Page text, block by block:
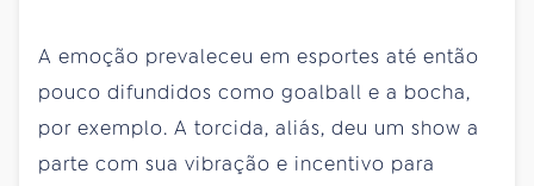
A emoção prevaleceu em esportes até então
pouco difundidos como goalball e a bocha,
por exemplo. A torcida, aliás, deu um show a
parte com sua vibração e incentivo para